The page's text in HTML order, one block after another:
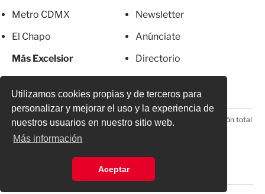
Utilizamos cookies propias y de terceros para
personalizar y mejorar el uso y la experiencia de
nuestros usuarios en nuestro sitio web.
Más información
Aceptar
Metro CDMX
El Chapo
Más Excelsior
Newsletter
Anúnciate
Directorio
© 2026 Todos los derechos reservados. Prohibida la reproducción total
o parcial, incluyendo cualquier medio electrónico*